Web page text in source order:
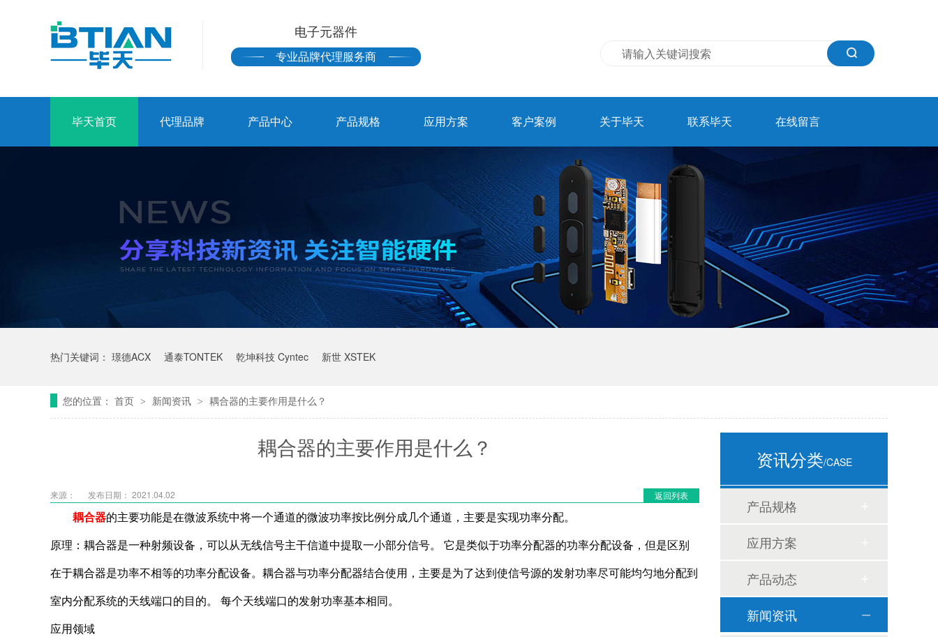
电子元器件
专业品牌代理服务商
毕天首页 代理品牌 产品中心 产品规格 应用方案 客户案例 关于毕天 联系毕天 在线留言
热门关键词： 璟德ACX 通泰TONTEK 乾坤科技 Cyntec 新世 XSTEK
您的位置： 首页 > 新闻资讯 > 耦合器的主要作用是什么？
耦合器的主要作用是什么？
返回列表
来源： 发布日期： 2021.04.02
耦合器的主要功能是在微波系统中将一个通道的微波功率按比例分成几个通道，主要是实现功率分配。
原理：耦合器是一种射频设备，可以从无线信号主干信道中提取一小部分信号。 它是类似于功率分配器的功率分配设备，但是区别
在于耦合器是功率不相等的功率分配设备。 耦合器与功率分配器结合使用，主要是为了达到使信号源的发射功率尽可能均匀地分配到
室内分配系统的天线端口的目的。 每个天线端口的发射功率基本相同。
应用领域
资讯分类/CASE
产品规格
应用方案
产品动态
新闻资讯